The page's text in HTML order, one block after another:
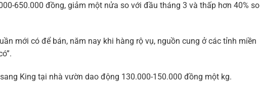
650.000 đồng, giảm một nửa so với đầu tháng 3 và thấp hơn 40% so
mới có để bán, năm nay khi hàng rộ vụ, nguồn cung ở các tỉnh miền
King tại nhà vườn dao động 130.000-150.000 đồng một kg.